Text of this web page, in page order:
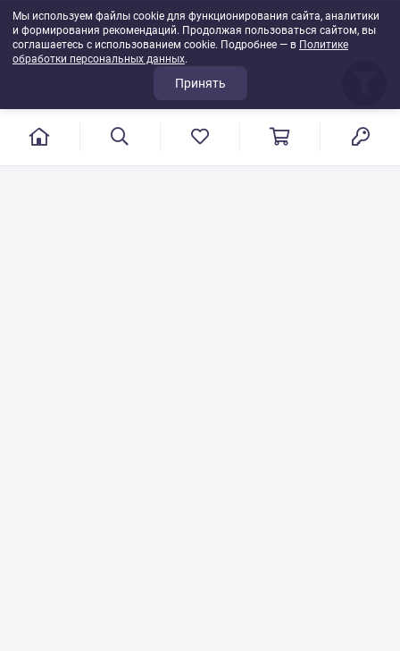
Мы используем файлы cookie для функционирования сайта, аналитики
и формирования рекомендаций. Продолжая пользоваться сайтом, вы
соглашаетесь с использованием cookie. Подробнее — в Политике
обработки персональных данных.
Принять